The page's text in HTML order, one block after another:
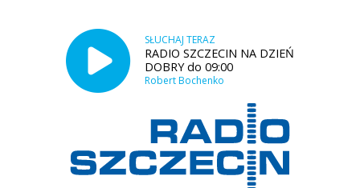
SŁUCHAJ TERAZ
RADIO SZCZECIN NA DZIEŃ
DOBRY do 09:00
Robert Bochenko